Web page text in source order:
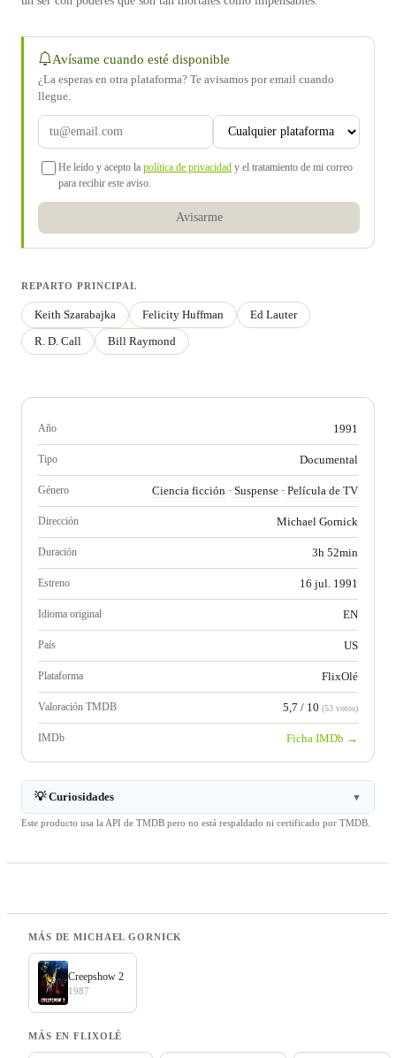
Avísame cuando esté disponible
¿La esperas en otra plataforma? Te avisamos por email cuando
llegue.
He leído y acepto la política de privacidad y el tratamiento de mi correo
para recibir este aviso.
Avisarme
REPARTO PRINCIPAL
Keith Szarabajka Felicity Huffman
Ed Lauter
R. D. Call
Bill Raymond
Año 1991
Tipo Documental
Género Ciencia ficción · Suspense · Película de TV
Dirección Michael Gornick
Duración 3h 52min
Estreno 16 jul. 1991
Idioma original EN
País US
Plataforma FlixOlé
Valoración TMDB 5,7 / 10 (53 votos)
IMDb Ficha IMDb →
💡 Curiosidades ▼
Este producto usa la API de TMDB pero no está respaldado ni certificado por TMDB.
MÁS DE MICHAEL GORNICK
Creepshow 2
1987
MÁS EN FLIXOLÉ